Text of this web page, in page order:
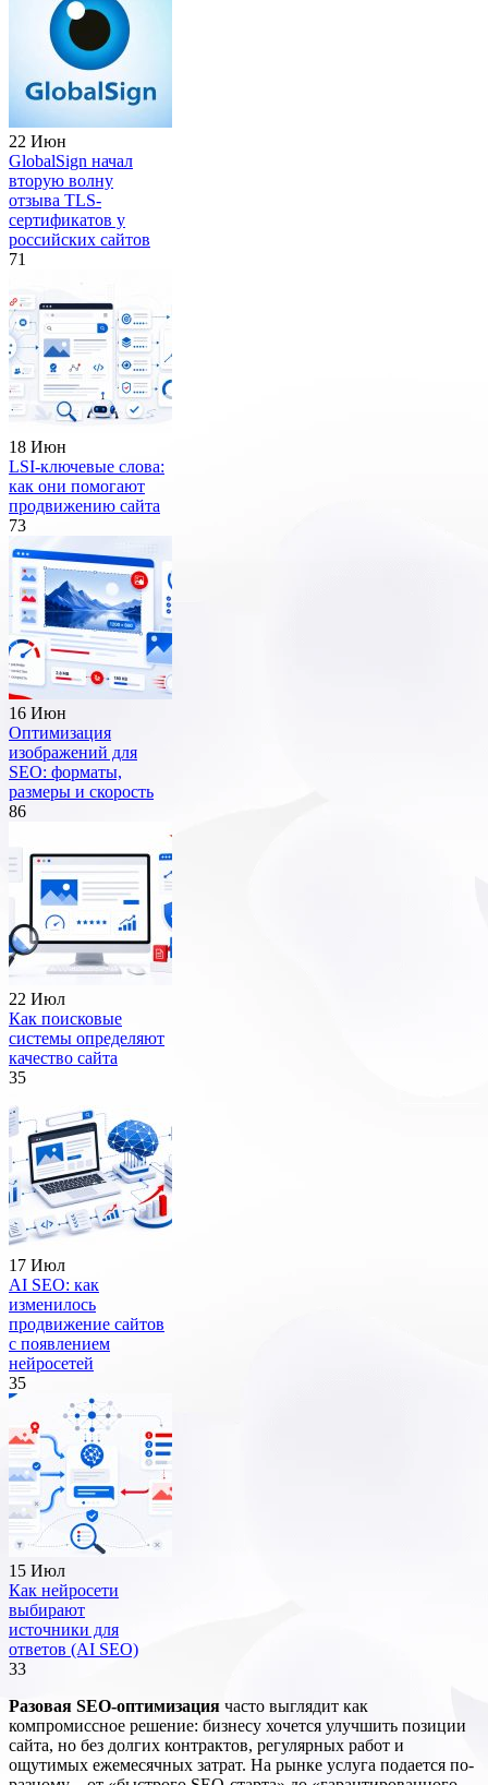
22 Июн
GlobalSign начал
вторую волну
отзыва TLS-
сертификатов у
российских сайтов
71
18 Июн
LSI-ключевые слова:
как они помогают
продвижению сайта
73
16 Июн
Оптимизация
изображений для
SEO: форматы,
размеры и скорость
86
22 Июл
Как поисковые
системы определяют
качество сайта
35
17 Июл
AI SEO: как
изменилось
продвижение сайтов
с появлением
нейросетей
35
15 Июл
Как нейросети
выбирают
источники для
ответов (AI SEO)
33
Разовая SEO-оптимизация часто выглядит как
компромиссное решение: бизнесу хочется улучшить позиции
сайта, но без долгих контрактов, регулярных работ и
ощутимых ежемесячных затрат. На рынке услуга подается по-